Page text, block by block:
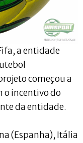
a entidade
começou a
o incentivo do
da entidade.
(Espanha), Itália